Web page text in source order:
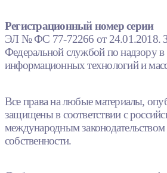
Регистрационный номер серии
ЭЛ № ФС 77-72266 от 24.01.2018.
Федеральной службой по надзору в
информационных технологий и
Все права на любые материалы,
защищены в соответствии с
международным законодательством
собственности.